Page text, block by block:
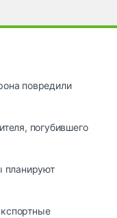
повредили
погубившего
планируют